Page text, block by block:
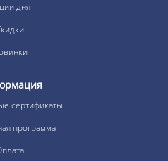
дня
сертификаты
программа